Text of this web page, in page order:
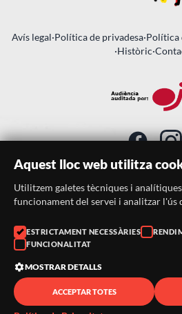
Avís legal·Política de privadesa·Política
·Històric·
SUBSCRIU-TE AL
Telèfon:
Correu:
© 2026 ·FestaCatalunya
— Tots
desenvolupada amb ❤️ per
Aquest lloc web utilitza
Utilitzem galetes tècniques i
funcionament del servei i analitzar l'ús
ESTRICTAMENT NECESSÀRIES
FUNCIONALITAT
MOSTRAR DETALLS
ACCEPTAR TOTES